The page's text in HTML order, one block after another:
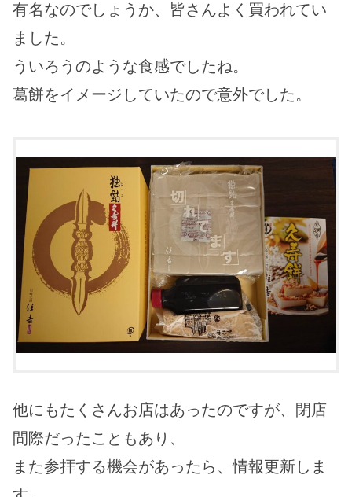
有名なのでしょうか、皆さんよく買われてい
ました。
ういろうのような食感でしたね。
葛餅をイメージしていたので意外でした。
他にもたくさんお店はあったのですが、閉店
間際だったこともあり、
また参拝する機会があったら、情報更新しま